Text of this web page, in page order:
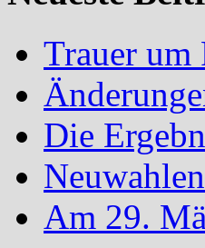
Trauer um
Die
Am 29.